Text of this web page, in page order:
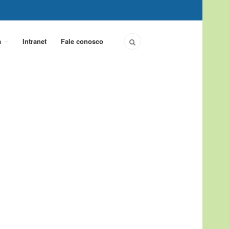
Intranet Fale conosco